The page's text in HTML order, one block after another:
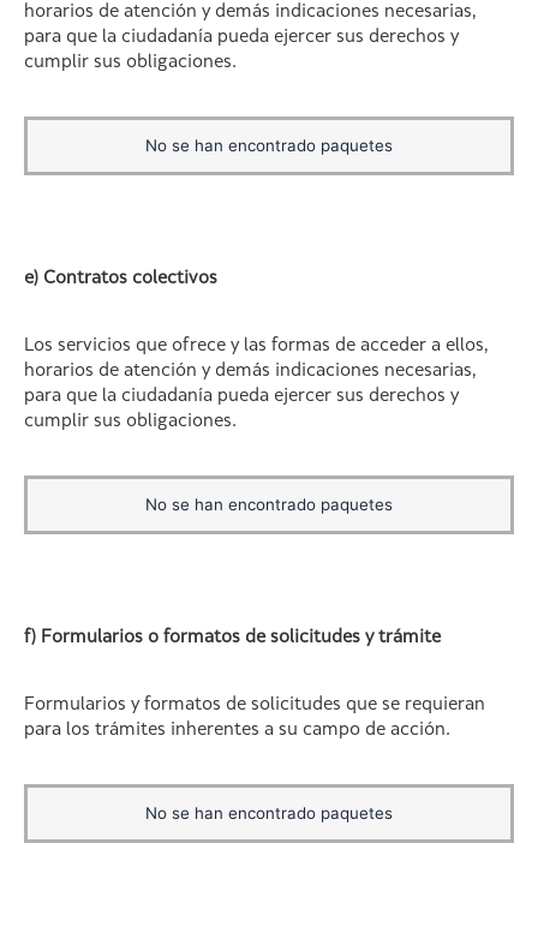
horarios de atención y demás indicaciones necesarias,
para que la ciudadanía pueda ejercer sus derechos y
cumplir sus obligaciones.
No se han encontrado paquetes
e) Contratos colectivos
Los servicios que ofrece y las formas de acceder a ellos,
horarios de atención y demás indicaciones necesarias,
para que la ciudadanía pueda ejercer sus derechos y
cumplir sus obligaciones.
No se han encontrado paquetes
f) Formularios o formatos de solicitudes y trámite
Formularios y formatos de solicitudes que se requieran
para los trámites inherentes a su campo de acción.
No se han encontrado paquetes